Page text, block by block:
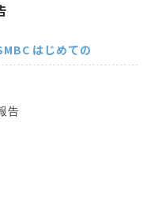
はじめての